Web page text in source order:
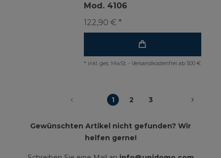
Mod. 4106
122,90 € *
* inkl. ges. MwSt. - Versandkostenfrei ab 500 €
1 2 3
Gewünschten Artikel nicht gefunden? Wir
helfen gerne!